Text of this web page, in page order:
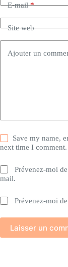
E-mail*
Site web
Ajouter un
Save my name,
next time I comment.
Prévenez-moi
mail.
Prévenez-moi
Laisser un